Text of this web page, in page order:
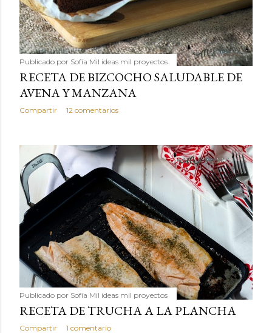
Publicado por Sofía Mil ideas mil proyectos
RECETA DE BIZCOCHO SALUDABLE DE
AVENA Y MANZANA
Compartir 12 comentarios
Publicado por Sofía Mil ideas mil proyectos
RECETA DE TRUCHA A LA PLANCHA
Compartir 1 comentario